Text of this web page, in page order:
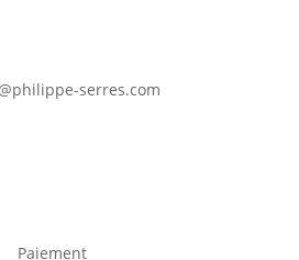
serres.com
Paiement